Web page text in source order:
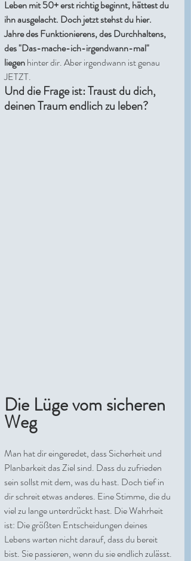
Leben mit 50+ erst richtig beginnt, hättest du
ihn ausgelacht. Doch jetzt stehst du hier.
Jahre des Funktionierens, des Durchhaltens,
des "Das-mache-ich-irgendwann-mal"
liegen hinter dir. Aber irgendwann ist genau
JETZT.
Und die Frage ist: Traust du dich,
deinen Traum endlich zu leben?
Die Lüge vom sicheren
Weg
Man hat dir eingeredet, dass Sicherheit und
Planbarkeit das Ziel sind. Dass du zufrieden
sein sollst mit dem, was du hast. Doch tief in
dir schreit etwas anderes. Eine Stimme, die du
viel zu lange unterdrückt hast. Die Wahrheit
ist: Die größten Entscheidungen deines
Lebens warten nicht darauf, dass du bereit
bist. Sie passieren, wenn du sie endlich zulässt.